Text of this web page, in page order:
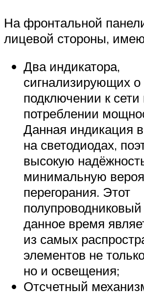
На фронтальной
лицевой стороны,
Два индикатора,
сигнализирующих о
подключении к сети
потреблении
Данная индикация
на светодиодах,
высокую
минимальную
перегорания. Этот
данное время
из самых
элементов не
но и освещения;
Отсчетный